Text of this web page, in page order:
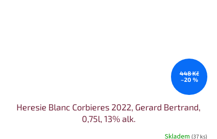
448 Kč
–20 %
Heresie Blanc Corbieres 2022, Gerard Bertrand,
0,75l, 13% alk.
Skladem (37 ks)